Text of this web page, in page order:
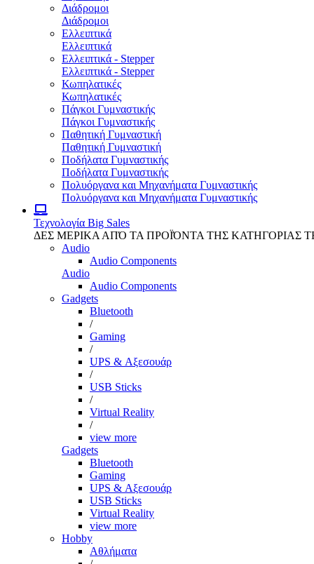
Διάδρομοι
Διάδρομοι
Ελλειπτικά
Ελλειπτικά
Ελλειπτικά - Stepper
Ελλειπτικά - Stepper
Κωπηλατικές
Κωπηλατικές
Πάγκοι Γυμναστικής
Πάγκοι Γυμναστικής
Παθητική Γυμναστική
Παθητική Γυμναστική
Ποδήλατα Γυμναστικής
Ποδήλατα Γυμναστικής
Πολυόργανα και Μηχανήματα Γυμναστικής
Πολυόργανα και Μηχανήματα Γυμναστικής
Τεχνολογία Big Sales
ΔΕΣ ΜΕΡΙΚΑ ΑΠΌ ΤΑ ΠΡΟΪΌΝΤΑ ΤΗΣ ΚΑΤΗΓΟΡΙΑΣ
Audio
Audio Components
Audio
Audio Components
Gadgets
Bluetooth
/
Gaming
/
UPS & Αξεσουάρ
/
USB Sticks
/
Virtual Reality
/
view more
Gadgets
Bluetooth
Gaming
UPS & Αξεσουάρ
USB Sticks
Virtual Reality
view more
Hobby
Αθλήματα